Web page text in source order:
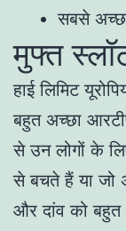
सबसे
मुफ्त
हाई लिमिट
बहुत अच्छा
से उन लोगों के
से बचते हैं या
और दांव को